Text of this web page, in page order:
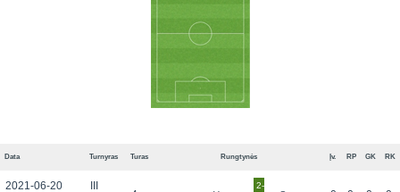
Data Turnyras Turas Rungtynės Įv. RP GK RK
2021-06-20
2-